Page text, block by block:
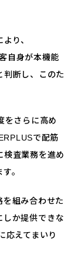
り、
自身が本機能
判断し、このた
をさらに高め
で配筋
検査業務を進め
。
を組み合わせた
しか提供できな
応えてまいり